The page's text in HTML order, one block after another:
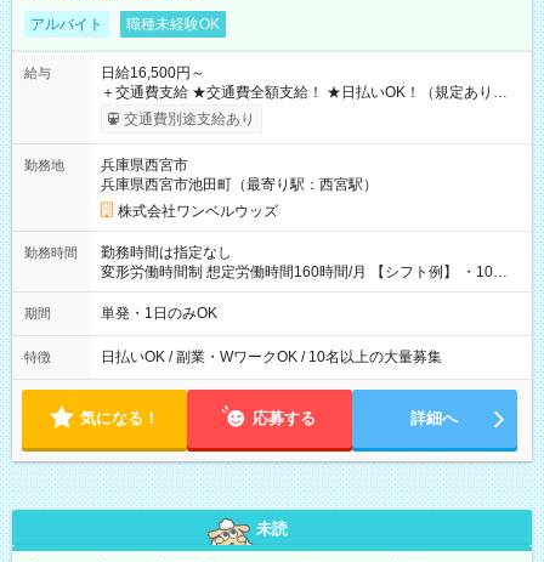
アルバイト 職種未経験OK
給与
日給16,500円～
＋交通費支給 ★交通費全額支給！ ★日払いOK！（規定あり） ┗
働いたその日に現金GET♪ お仕事後はコンビニATMから 日払
交通費別途支給あり
勤務地
兵庫県西宮市
兵庫県西宮市池田町（最寄り駅：西宮駅）
株式会社ワンベルウッズ
勤務時間
勤務時間は指定なし
変形労働時間制 想定労働時間160時間/月 【シフト例】 ・10：
00～20：00
期間 単発・1日のみOK
特徴 日払いOK / 副業・WワークOK / 10名以上の大量募集
気になる！ 応募する 詳細へ
未読